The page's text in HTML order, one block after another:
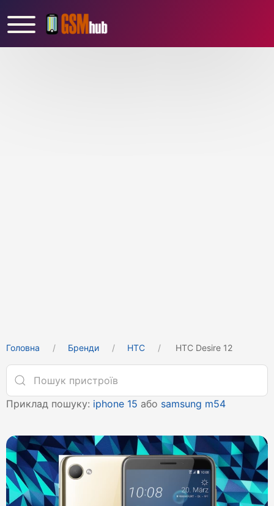
Головна Бренди HTC HTC Desire 12
Приклад пошуку: iphone 15 або samsung m54